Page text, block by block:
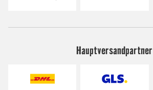
Hauptversandpartner